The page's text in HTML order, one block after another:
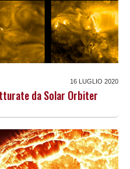
16 LUGLIO 2020
da Solar Orbiter